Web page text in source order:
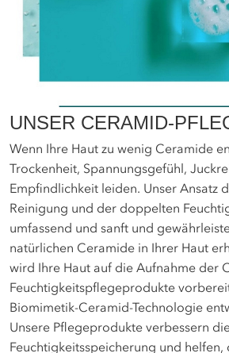
UNSER CERAMID-
Wenn Ihre Haut zu wenig Ceramide
Trockenheit, Spannungsgefühl,
Empfindlichkeit leiden. Unser Ansatz
Reinigung und der doppelten
umfassend und sanft und
natürlichen Ceramide in Ihrer Haut
wird Ihre Haut auf die Aufnahme der
Feuchtigkeitspflegeprodukte
Biomimetik-Ceramid-Technologie
Unsere Pflegeprodukte verbessern
Feuchtigkeitsspeicherung und helfen,